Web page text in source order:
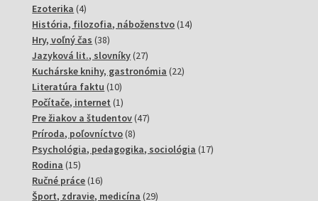
Ezoterika 44
produkty
História, filozofia, náboženstvo 1414
Hry, voľný čas 3838
produktov
Jazyková lit., slovníky 2727
produktov
Kuchárske knihy, gastronómia 2222
Literatúra faktu 1010
produktov
Počítače, internet 11
produkt
Pre žiakov a študentov 4747
Príroda, poľovníctvo 88
produktov
Psychológia, pedagogika, sociológia 1717
Rodina 1515
produktov
Ručné práce 1616
produktov
Šport, zdravie, medicína 2929